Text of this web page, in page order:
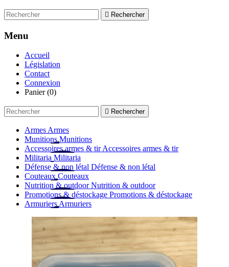
 Rechercher
Menu
Accueil
Législation
Contact
Connexion
Panier (0)
 Rechercher
Armes Armes
Munitions Munitions
Accessoires armes & tir Accessoires armes & tir
Militaria Militaria
Défense & non létal Défense & non létal
Couteaux Couteaux
Nutrition & outdoor Nutrition & outdoor
Promotions & déstockage Promotions & déstockage
Armuriers Armuriers